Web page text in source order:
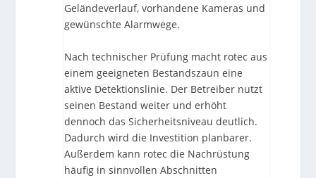
Geländeverlauf, vorhandene Kameras und
gewünschte Alarmwege.
Nach technischer Prüfung macht rotec aus
einem geeigneten Bestandszaun eine
aktive Detektionslinie. Der Betreiber nutzt
seinen Bestand weiter und erhöht
dennoch das Sicherheitsniveau deutlich.
Dadurch wird die Investition planbarer.
Außerdem kann rotec die Nachrüstung
häufig in sinnvollen Abschnitten